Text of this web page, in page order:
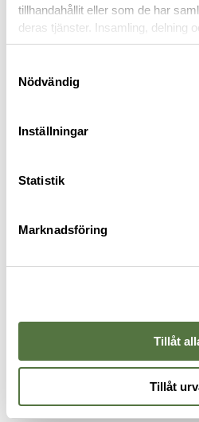
tillhandahållit eller som de har
deras tjänster. Insamling, delning
personuppgifter kan användas för
Nödvändig
Inställningar
Statistik
Marknadsföring
Tillåt
Tillåt
SNIGEL